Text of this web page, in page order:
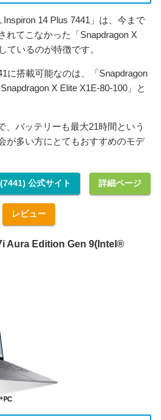
14 Plus 7441」は、今まで
れてこなかった「Snapdragon X
ているのが特徴です。
に搭載可能なのは、「Snapdragon
X Elite X1E-80-100」と
、バッテリーも最大21時間という
が多い方にとてもおすすめのモデ
公式サイト 詳細ページ
レビュー
Aura Edition Gen 9(Intel®